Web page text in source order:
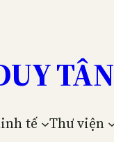
TÂN
tế Thư viện